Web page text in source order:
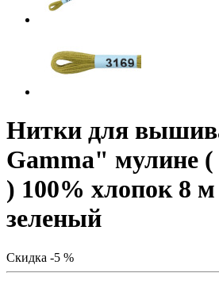
Нитки для
Gamma" мулине (
) 100% хлопок 8
зеленый
Скидка -5 %